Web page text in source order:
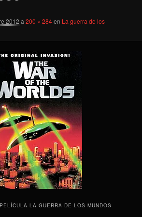
2012 a200 × 284en La guerra de los
LA GUERRA DE LOS MUNDOS